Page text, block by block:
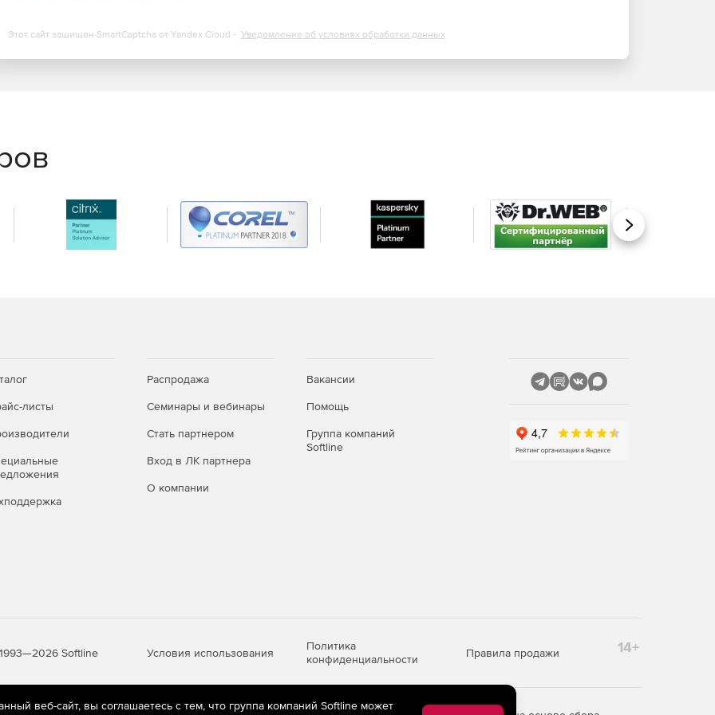
является технология использования списков URL
исчерпывающая база данных, в которой
более чем в 50 категорий. Патентованная
определенного лимита времени.
времени.
способности каналов связи.
MMC.
многопоточных технологий.
Этот сайт защищен SmartCaptcha от Yandex Cloud - Уведомление об условиях обработки данных
Вперед
листы
Распродажа
Семинары и вебинары
Стать партнером
Вход в ЛК партнера
О компании
Вакансии
Помощь
Группа компаний
Softline
Softline Условия использования
Политика
конфиденциальности
Правила продажи 14+
веб-сайт, вы соглашаетесь с тем, что группа компаний Softline может